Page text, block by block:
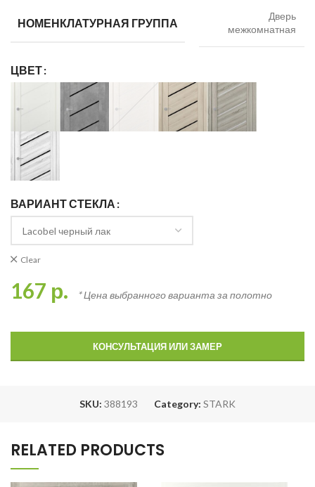
НОМЕНКЛАТУРНАЯ ГРУППА
Дверь
межкомнатная
ЦВЕТ
ВАРИАНТ СТЕКЛА
Clear
167 р. * Цена выбранного варианта за полотно
КОНСУЛЬТАЦИЯ ИЛИ ЗАМЕР
SKU: 388193 Category: STARK
RELATED PRODUCTS